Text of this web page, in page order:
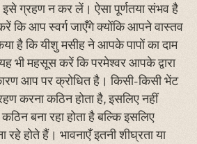
external)
ग्रहण न कर लें। ऐसा पूर्णतया संभव है
कि आप स्वर्ग जाएँगे क्योंकि आपने वास्तव
है कि यीशु मसीह ने आपके पापों का दाम
भी महसूस करें कि परमेश्वर आपके द्वारा
आप पर क्रोधित है। किसी-किसी भेंट
करना कठिन होता है, इसलिए नहीं
बना रहा होता है बल्कि इसलिए
होते हैं। भावनाएँ इतनी शीघ्रता या